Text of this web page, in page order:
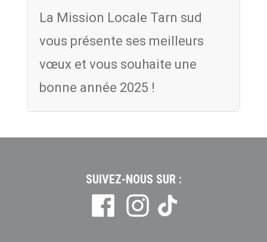
La Mission Locale Tarn sud
vous présente ses meilleurs
vœux et vous souhaite une
bonne année 2025 !
SUIVEZ-NOUS SUR :
Tiktok